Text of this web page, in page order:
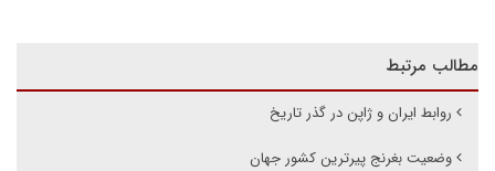
مطالب مرتبط
روابط ایران و ژاپن در گذر تاریخ
وضعیت بغرنج پیرترین کشور جهان